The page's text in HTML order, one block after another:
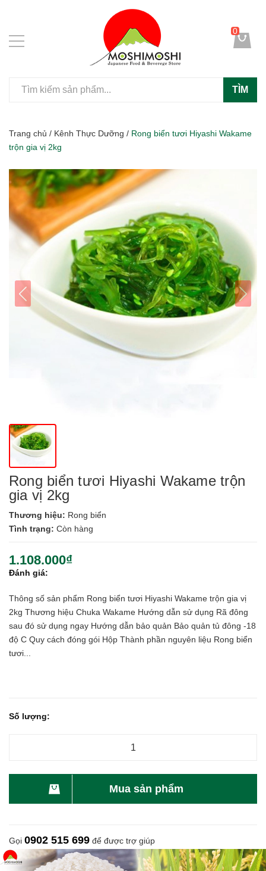
TÌM
0
Trang chủ / Kênh Thực Dưỡng / Rong biển tươi Hiyashi Wakame
trộn gia vị 2kg
Rong biển tươi Hiyashi Wakame trộn
gia vị 2kg
Thương hiệu: Rong biển
Tình trạng: Còn hàng
1.108.000₫
Đánh giá:
Thông số sản phẩm Rong biển tươi Hiyashi Wakame trộn gia vị
2kg Thương hiệu Chuka Wakame Hướng dẫn sử dụng Rã đông
sau đó sử dụng ngay Hướng dẫn bảo quản Bảo quản tủ đông -18
độ C Quy cách đóng gói Hộp Thành phần nguyên liệu Rong biển
tươi...
Số lượng:
Mua sản phẩm
Gọi 0902 515 699 để được trợ giúp